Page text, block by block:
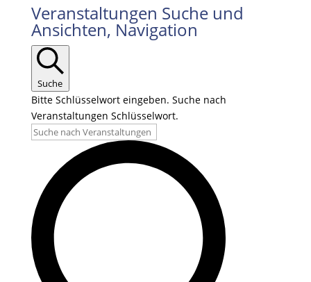
Veranstaltungen
Veranstaltungen Suche und
Ansichten, Navigation
Suche
Bitte Schlüsselwort eingeben. Suche nach
Veranstaltungen Schlüsselwort.